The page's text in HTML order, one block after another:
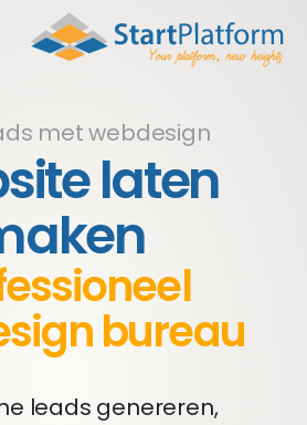
met webdesign
laten
bureau
leads genereren,